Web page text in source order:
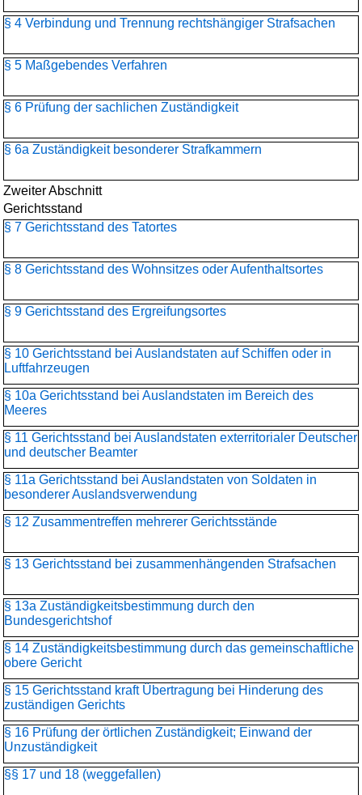
§ 4 Verbindung und Trennung rechtshängiger Strafsachen
§ 5 Maßgebendes Verfahren
§ 6 Prüfung der sachlichen Zuständigkeit
§ 6a Zuständigkeit besonderer Strafkammern
Zweiter Abschnitt
Gerichtsstand
§ 7 Gerichtsstand des Tatortes
§ 8 Gerichtsstand des Wohnsitzes oder Aufenthaltsortes
§ 9 Gerichtsstand des Ergreifungsortes
§ 10 Gerichtsstand bei Auslandstaten auf Schiffen oder in
Luftfahrzeugen
§ 10a Gerichtsstand bei Auslandstaten im Bereich des
Meeres
§ 11 Gerichtsstand bei Auslandstaten exterritorialer Deutscher
und deutscher Beamter
§ 11a Gerichtsstand bei Auslandstaten von Soldaten in
besonderer Auslandsverwendung
§ 12 Zusammentreffen mehrerer Gerichtsstände
§ 13 Gerichtsstand bei zusammenhängenden Strafsachen
§ 13a Zuständigkeitsbestimmung durch den
Bundesgerichtshof
§ 14 Zuständigkeitsbestimmung durch das gemeinschaftliche
obere Gericht
§ 15 Gerichtsstand kraft Übertragung bei Hinderung des
zuständigen Gerichts
§ 16 Prüfung der örtlichen Zuständigkeit; Einwand der
Unzuständigkeit
§§ 17 und 18 (weggefallen)